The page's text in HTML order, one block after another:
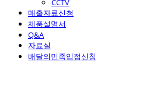
CCTV
매출자료신청
제품설명서
Q&A
자료실
배달의민족입점신청